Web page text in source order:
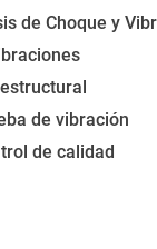
de Choque y
de vibración
de calidad